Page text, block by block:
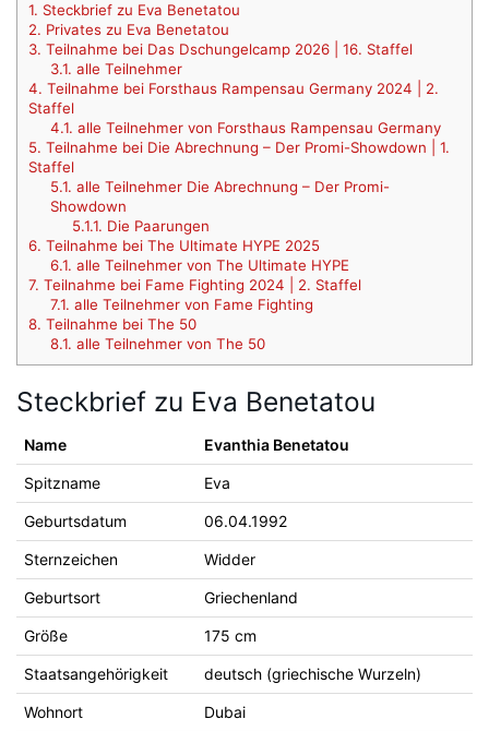
1. Steckbrief zu Eva Benetatou
2. Privates zu Eva Benetatou
3. Teilnahme bei Das Dschungelcamp 2026 | 16. Staffel
3.1. alle Teilnehmer
4. Teilnahme bei Forsthaus Rampensau Germany 2024 | 2.
Staffel
4.1. alle Teilnehmer von Forsthaus Rampensau Germany
5. Teilnahme bei Die Abrechnung – Der Promi-Showdown | 1.
Staffel
5.1. alle Teilnehmer Die Abrechnung – Der Promi-
Showdown
5.1.1. Die Paarungen
6. Teilnahme bei The Ultimate HYPE 2025
6.1. alle Teilnehmer von The Ultimate HYPE
7. Teilnahme bei Fame Fighting 2024 | 2. Staffel
7.1. alle Teilnehmer von Fame Fighting
8. Teilnahme bei The 50
8.1. alle Teilnehmer von The 50
Steckbrief zu Eva Benetatou
Name Evanthia Benetatou
Spitzname Eva
Geburtsdatum 06.04.1992
Sternzeichen Widder
Geburtsort Griechenland
Größe 175 cm
Staatsangehörigkeit deutsch (griechische Wurzeln)
Wohnort Dubai